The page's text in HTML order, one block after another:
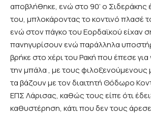
αποβλήθηκε, ενώ στο 90’ ο
του, μπλοκάροντας το κοντινό πλασέ
ενώ στον πάγκο του Εορδαϊκού είχαν
πανηγυρίσουν ενώ παράλληλα
βρήκε στο χέρι του Ρακή που έπεσε
την μπάλα , με τους φιλοξενούμενους
τα βάζουν με τον διαιτητή Θόδωρο
ΕΠΣ Λάρισας, καθώς τους είπε ότι
καθυστέρηση, κάτι που δεν τους